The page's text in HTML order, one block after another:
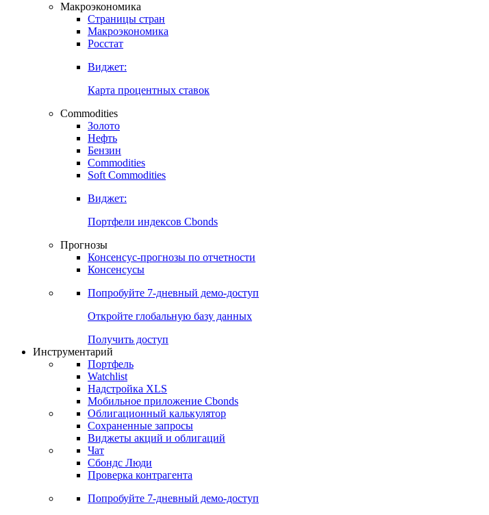
Макроэкономика
Страницы стран
Макроэкономика
Росстат
Виджет:
Карта процентных ставок
Commodities
Золото
Нефть
Бензин
Commodities
Soft Commodities
Виджет:
Портфели индексов Cbonds
Прогнозы
Консенсус-прогнозы по отчетности
Консенсусы
Попробуйте 7-дневный демо-доступ
Откройте глобальную базу данных
Получить доступ
Инструментарий
Портфель
Watchlist
Надстройка XLS
Мобильное приложение Cbonds
Облигационный калькулятор
Сохраненные запросы
Виджеты акций и облигаций
Чат
Сбондс Люди
Проверка контрагента
Попробуйте 7-дневный демо-доступ